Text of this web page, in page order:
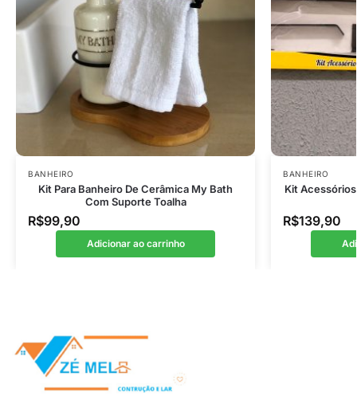
BANHEIRO
Kit Para Banheiro De Cerâmica My Bath
Com Suporte Toalha
R$99,90
Adicionar ao carrinho
BANHEIRO
Kit Acessórios
R$139,90